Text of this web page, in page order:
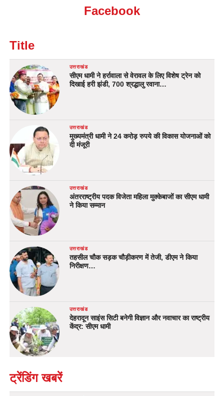
Facebook
Title
उत्तराखंड
सीएम धामी ने हर्रावाला से वेरावल के लिए विशेष ट्रेन को
दिखाई हरी झंडी, 700 श्रद्धालु रवाना…
उत्तराखंड
मुख्यमंत्री धामी ने 24 करोड़ रुपये की विकास योजनाओं को
दी मंजूरी
उत्तराखंड
अंतरराष्ट्रीय पदक विजेता महिला मुक्केबाजों का सीएम धामी
ने किया सम्मान
उत्तराखंड
तहसील चौक सड़क चौड़ीकरण में तेजी, डीएम ने किया
निरीक्षण…
उत्तराखंड
देहरादून साइंस सिटी बनेगी विज्ञान और नवाचार का राष्ट्रीय
केंद्र: सीएम धामी
ट्रेंडिंग खबरें